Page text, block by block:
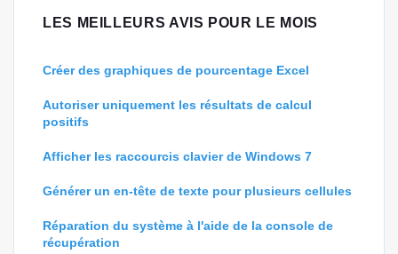
LES MEILLEURS AVIS POUR LE MOIS
Créer des graphiques de pourcentage Excel
Autoriser uniquement les résultats de calcul
positifs
Afficher les raccourcis clavier de Windows 7
Générer un en-tête de texte pour plusieurs cellules
Réparation du système à l'aide de la console de
récupération